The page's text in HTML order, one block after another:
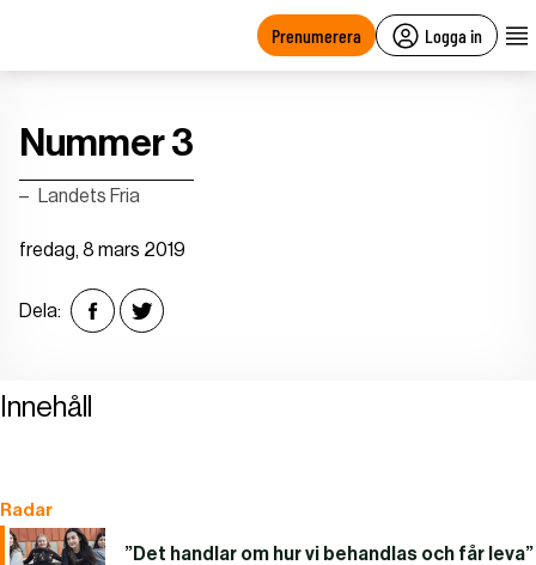
Prenumerera Logga in
Nummer 3
Landets Fria
fredag, 8 mars 2019
Dela:
Innehåll
Radar
”Det handlar om hur vi behandlas och får leva”